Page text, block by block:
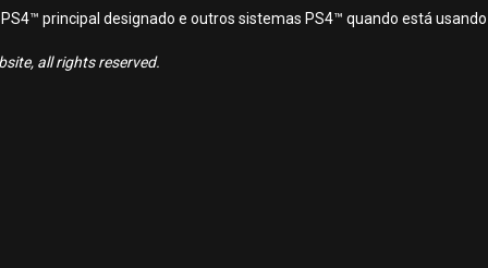
principal designado e outros sistemas PS4™ quando está
all rights reserved.